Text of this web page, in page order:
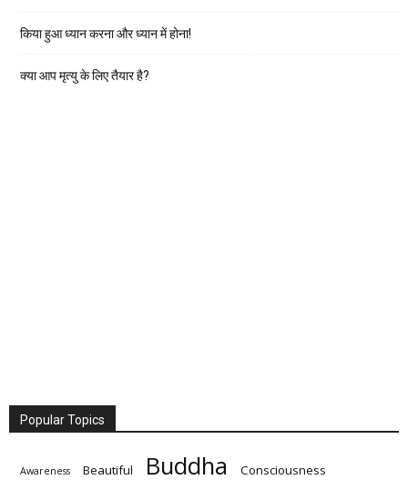
किया हुआ ध्यान करना और ध्यान में होना!
क्या आप मृत्यु के लिए तैयार है?
Popular Topics
Awareness Beautiful Buddha Consciousness